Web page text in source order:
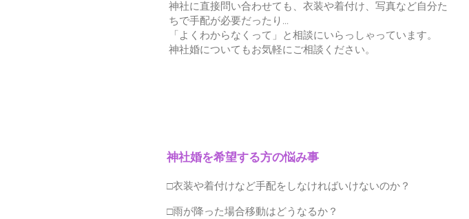
神社に直接問い合わせても、衣装や着付け、写真など自分た
ちで手配が必要だったり...
「よくわからなくって」と相談にいらっしゃっています。
​神社婚についてもお気軽にご相談ください。
​神社婚を希望する方の悩み事
□衣装や着付けなど手配をしなければいけないのか？
□雨が降った場合移動はどうなるか？